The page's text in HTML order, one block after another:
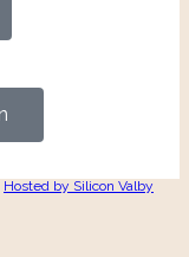
Hosted by Silicon Valby